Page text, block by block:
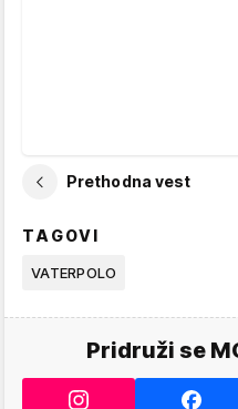
Prethodna vest
TAGOVI
VATERPOLO
Pridruži se